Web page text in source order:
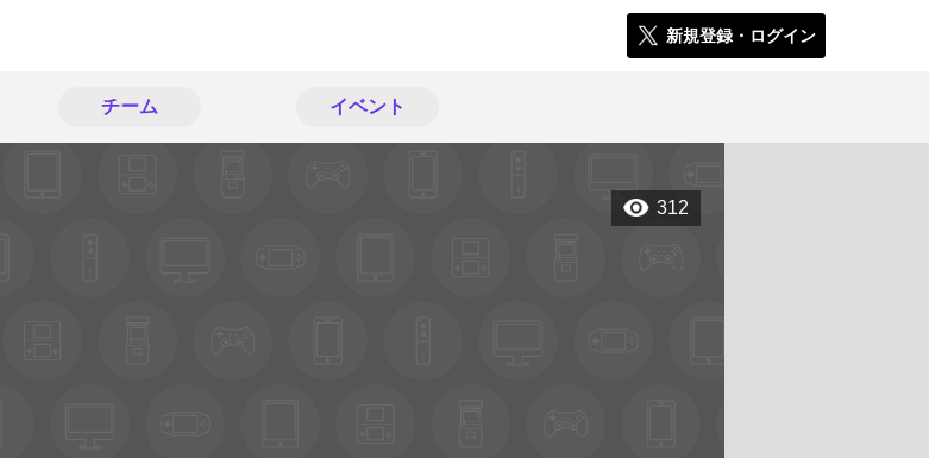
新規登録・ログイン
チーム イベント
312